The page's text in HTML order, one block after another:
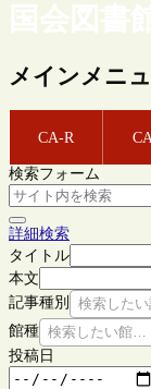
国会図書
メインメニ
CA-R
検索フォーム
詳細検索
タイトル
本文
記事種別
検索した
館種 検索したい館種
投稿日